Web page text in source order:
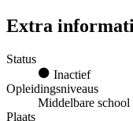
Extra
Status
Inactief
Opleidingsniveaus
Middelbare school
Plaats